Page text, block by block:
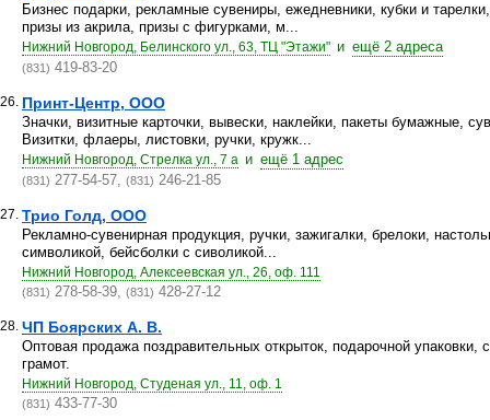
Бизнес подарки, рекламные сувениры, ежедневники, кубки и
призы из акрила, призы с фигурками, м...
Нижний Новгород, Белинского ул., 63, ТЦ "Этажи" и ещё 2 адреса
(831) 419-83-20
26. Принт-Центр, ООО
Значки, визитные карточки, вывески, наклейки, пакеты бумажные,
Визитки, флаеры, листовки, ручки, кружк...
Нижний Новгород, Стрелка ул., 7 а и ещё 1 адрес
(831) 277-54-57, (831) 246-21-85
27. Трио Голд, ООО
Рекламно-сувенирная продукция, ручки, зажигалки, брелоки,
символикой, бейсболки с сиволикой...
Нижний Новгород, Алексеевская ул., 26, оф. 111
(831) 278-58-39, (831) 428-27-12
28. ЧП Боярских А. В.
Оптовая продажа поздравительных открыток, подарочной упаковки,
грамот.
Нижний Новгород, Студеная ул., 11, оф. 1
(831) 433-77-30